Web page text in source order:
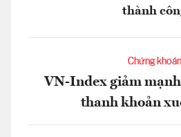
thành
Chứng khoán
VN-Index giảm
thanh khoản